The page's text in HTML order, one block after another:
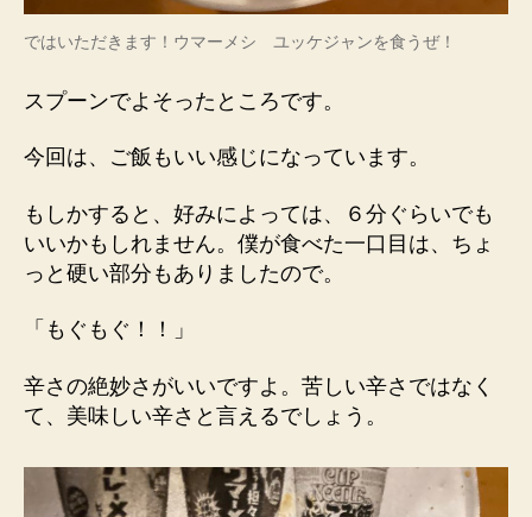
ではいただきます！ウマーメシ ユッケジャンを食うぜ！
スプーンでよそったところです。
今回は、ご飯もいい感じになっています。
もしかすると、好みによっては、６分ぐらいでも
いいかもしれません。僕が食べた一口目は、ちょ
っと硬い部分もありましたので。
「もぐもぐ！！」
辛さの絶妙さがいいですよ。苦しい辛さではなく
て、美味しい辛さと言えるでしょう。